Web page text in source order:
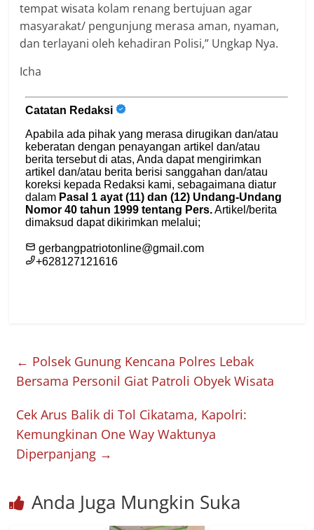
tempat wisata kolam renang bertujuan agar
masyarakat/ pengunjung merasa aman, nyaman,
dan terlayani oleh kehadiran Polisi,” Ungkap Nya.
Icha
← Polsek Gunung Kencana Polres Lebak
Bersama Personil Giat Patroli Obyek Wisata
Cek Arus Balik di Tol Cikatama, Kapolri:
Kemungkinan One Way Waktunya
Diperpanjang →
Anda Juga Mungkin Suka